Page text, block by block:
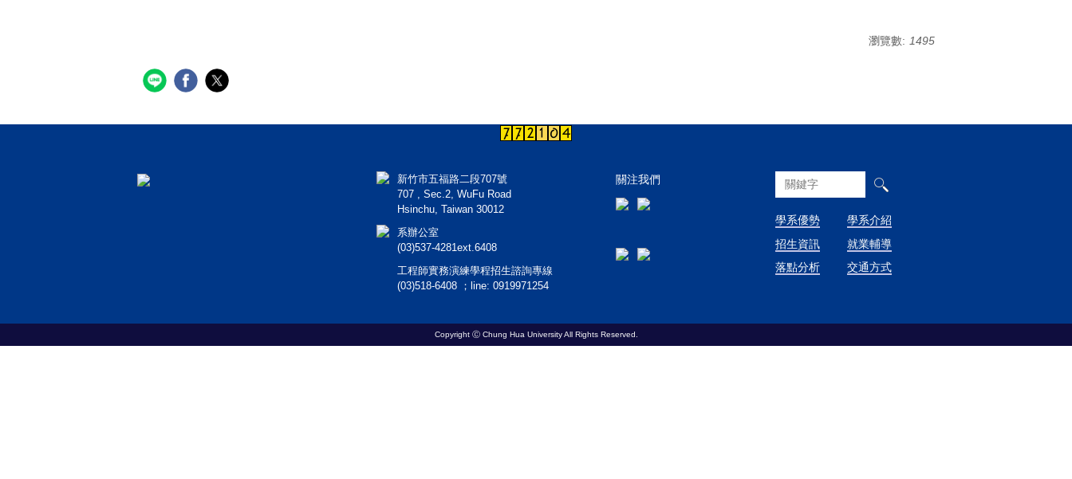
瀏覽數: 1495
新竹市五福路二段707號
707 , Sec.2, WuFu Road
Hsinchu, Taiwan 30012
系辦公室
(03)537-4281ext.6408
工程師實務演練學程招生諮詢專線
(03)518-6408 ；line: 0919971254
關注我們
學系優勢
招生資訊
落點分析
學系介紹
就業輔導
交通方式
Copyright Ⓒ Chung Hua University All Rights Reserved.